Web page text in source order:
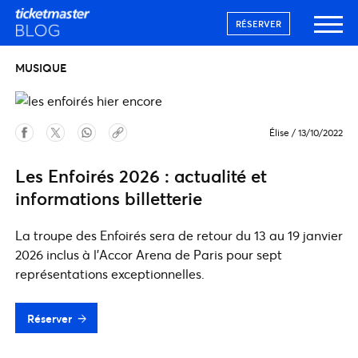
RÉSERVER
MUSIQUE
Élise / 13/10/2022
Les Enfoirés 2026 : actualité et
informations billetterie
La troupe des Enfoirés sera de retour du 13 au 19 janvier
2026 inclus à l'Accor Arena de Paris pour sept
représentations exceptionnelles.
Réserver